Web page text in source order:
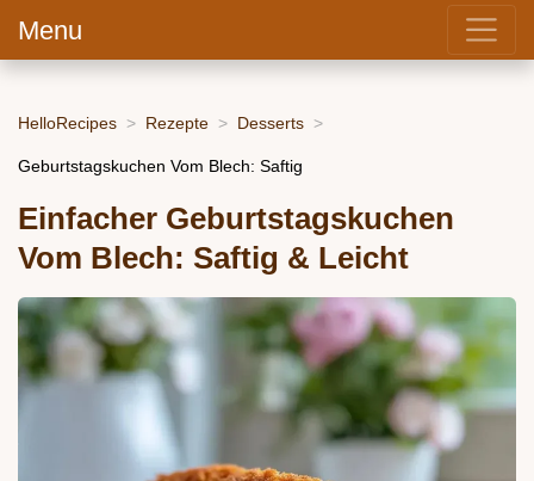
Menu
HelloRecipes Rezepte Desserts
Geburtstagskuchen Vom Blech: Saftig
Einfacher Geburtstagskuchen
Vom Blech: Saftig & Leicht